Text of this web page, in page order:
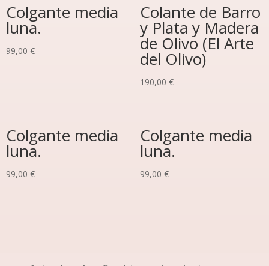
Colgante media
luna.
99,00 €
Colante de Barro
y Plata y Madera
de Olivo (El Arte
del Olivo)
190,00 €
Colgante media
luna.
99,00 €
Colgante media
luna.
99,00 €